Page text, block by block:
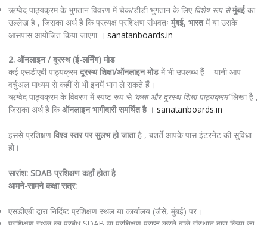
ऋग्वेद पाठ्यक्रम के भुगतान विवरण में चेक/डीडी भुगतान के लिए विशेष रूप सेमुंबईका
उल्लेख है , जिसका अर्थ है कि प्रत्यक्ष प्रशिक्षण संभवतः मुंबई, भारतमें या उसके
आसपास आयोजित किया जाएगा । sanatanboards.in
2. ऑनलाइन / दूरस्थ (ई-लर्निंग) मोड
कई एसडीएबी पाठ्यक्रमदूरस्थ शिक्षा/ऑनलाइन मोडमें भी उपलब्ध हैं – यानी आप
वर्चुअल माध्यम से कहीं से भी इनमें भाग ले सकते हैं।
ऋग्वेद पाठ्यक्रम के विवरण में स्पष्ट रूप से ‘कक्षा और दूरस्थ शिक्षा पाठ्यक्रम’लिखा है ,
जिसका अर्थ है किऑनलाइन भागीदारी समर्थित है। sanatanboards.in
इससे प्रशिक्षण विश्व स्तर पर सुलभ हो जाताहै , बशर्ते आपके पास इंटरनेट की सुविधा
हो।
सारांश: SDAB प्रशिक्षण कहाँ होता है
आमने-सामने कक्षा सत्र:
एसडीएबी द्वारा निर्दिष्ट प्रशिक्षण स्थल या कार्यालय (जैसे, मुंबई) पर।